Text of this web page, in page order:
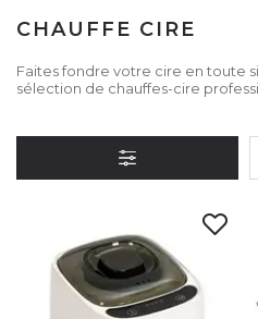
CHAUFFE CIRE
Faites fondre votre cire en toute
sélection de chauffes-cire